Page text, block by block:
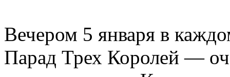
Вечером 5 января в
Парад Трех Королей —